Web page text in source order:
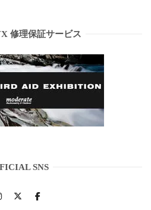
修理保証サービス
SNS